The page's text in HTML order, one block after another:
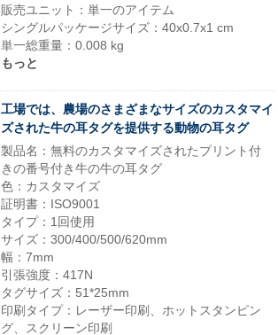
販売ユニット：単一のアイテム
シングルパッケージサイズ：40x0.7x1 cm
単一総重量：0.008 kg
もっと
工場では、農場のさまざまなサイズのカスタマイ
ズされた牛の耳タグを提供する動物の耳タグ
製品名：無料のカスタマイズされたプリント付
きの番号付き牛の牛の耳タグ
色：カスタマイズ
証明書：ISO9001
タイプ：1回使用
サイズ：300/400/500/620mm
幅：7mm
引張強度：417N
タグサイズ：51*25mm
印刷タイプ：レーザー印刷、ホットスタンピン
グ、スクリーン印刷